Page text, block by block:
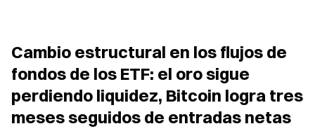
Cambio estructural en los flujos de
fondos de los ETF: el oro sigue
perdiendo liquidez, Bitcoin logra tres
meses seguidos de entradas netas